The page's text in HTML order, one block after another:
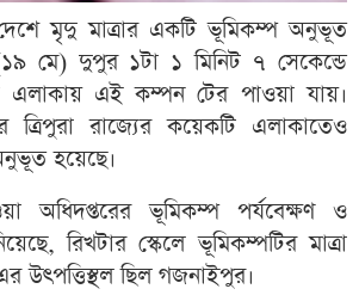
মৃদু মাত্রার একটি ভূমিকম্প অনুভূত
মে) দুপুর ১টা ১ মিনিট ৭ সেকেন্ডে
এলাকায় এই কম্পন টের পাওয়া যায়।
ত্রিপুরা রাজ্যের কয়েকটি এলাকাতেও
হয়েছে।
অধিদপ্তরের ভূমিকম্প পর্যবেক্ষণ ও
রিখটার স্কেলে ভূমিকম্পটির মাত্রা
উৎপত্তিস্থল ছিল গজনাইপুর।